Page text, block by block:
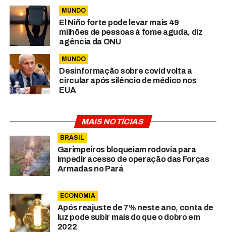
MUNDO
El Niño forte pode levar mais 49
milhões de pessoas à fome aguda, diz
agência da ONU
MUNDO
Desinformação sobre covid volta a
circular após silêncio de médico nos
EUA
MAIS NOTÍCIAS
BRASIL
Garimpeiros bloqueiam rodovia para
impedir acesso de operação das Forças
Armadas no Pará
ECONOMIA
Após reajuste de 7% neste ano, conta de
luz pode subir mais do que o dobro em
2022